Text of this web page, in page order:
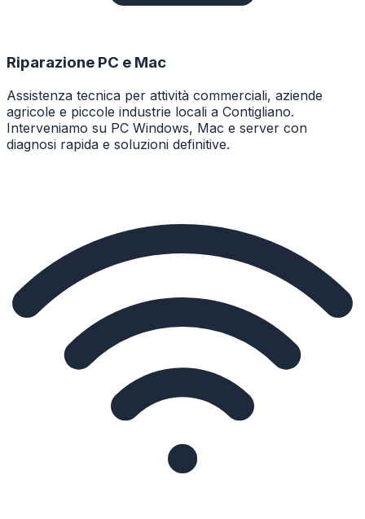
Riparazione PC e Mac
Assistenza tecnica per attività commerciali, aziende
agricole e piccole industrie locali a Contigliano.
Interveniamo su PC Windows, Mac e server con
diagnosi rapida e soluzioni definitive.